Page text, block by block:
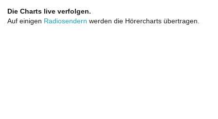
Die Charts live verfolgen.
Auf einigen Radiosendern werden die Hörercharts übertragen.